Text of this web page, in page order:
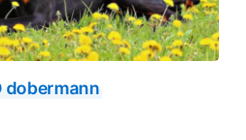
dobermann